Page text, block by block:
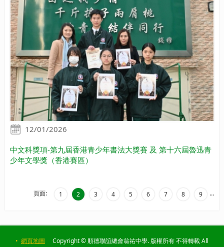
12/01/2026
中文科獎項-第九屆香港青少年書法大獎賽 及 第十六屆魯迅青
少年文學獎（香港賽區）
頁面: 1 2 3 4 5 6 7 8 9 …
• 網頁地圖
Copyright © 順德聯誼總會翁祐中學. 版權所有 不得轉載 All